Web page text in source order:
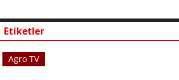
Etiketler
Agro TV